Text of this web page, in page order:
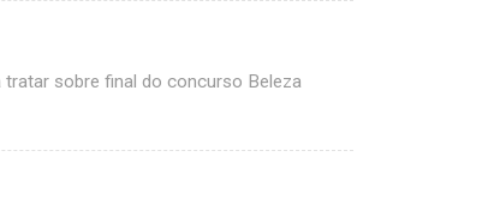
sobre final do concurso Beleza